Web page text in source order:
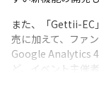
また、「Gettii-EC
売に加えて、ファ
Google Analytics
ど、イベント主催